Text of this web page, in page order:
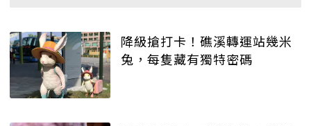
降級搶打卡！礁溪轉運站幾米
兔，每隻藏有獨特密碼